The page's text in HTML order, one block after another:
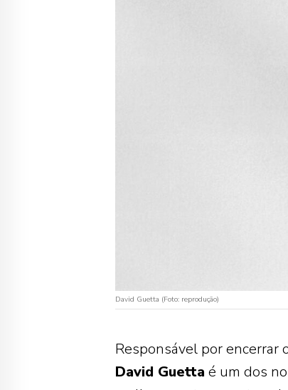
David Guetta (Foto: reprodução)
Responsável por encerrar
David Guetta é um dos